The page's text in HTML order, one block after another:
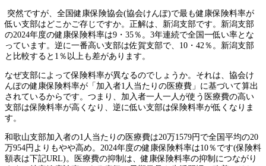
突然ですが、全国健康保険協会(協会けんぽ)で最も健康保険料率が
低い支部はどこかご存じですか。正解は、新潟支部です。新潟支部
の2024年度の健康保険料率は9・35％。3年連続で全国一低い率とな
っています。逆に一番高い支部は佐賀支部で、10・42％。新潟支部
と比較すると1％以上も差があります。
なぜ支部によって保険料率が異なるのでしょうか。それは、協会け
んぽの健康保険料率が「加入者1人当たりの医療費」に基づいて算出
されているからです。つまり、加入者一人一人が使う医療費の高い
支部は保険料率が高くなり、逆に低い支部は保険料率が低くなりま
す。
和歌山支部加入者の1人当たりの医療費は20万1579円で全国平均の20
万954円よりもやや高め。2024年度の健康保険料率は10％です(保険料
額表は下記URL)。医療費の抑制は、健康保険料率の抑制につながり